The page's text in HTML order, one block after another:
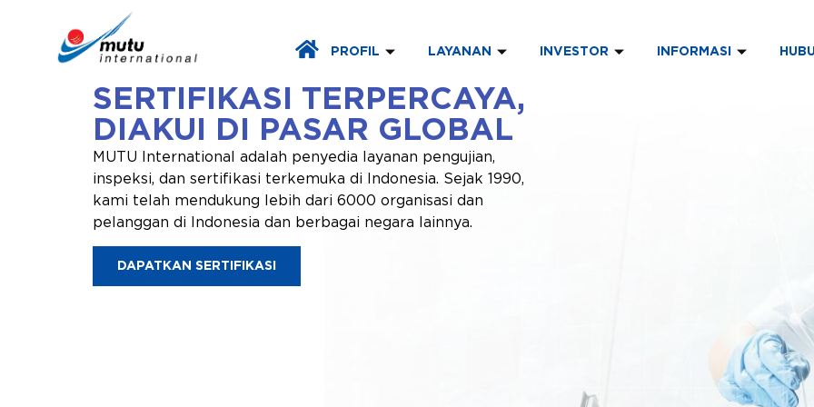
PROFIL LAYANAN INVESTOR INFORMASI
SERTIFIKASI TERPERCAYA,
DIAKUI DI PASAR GLOBAL
MUTU International adalah penyedia layanan pengujian,
inspeksi, dan sertifikasi terkemuka di Indonesia. Sejak 1990,
kami telah mendukung lebih dari 6000 organisasi dan
pelanggan di Indonesia dan berbagai negara lainnya.
DAPATKAN SERTIFIKASI